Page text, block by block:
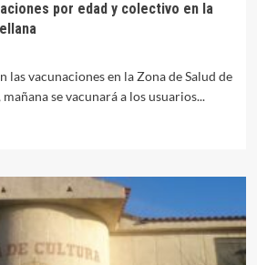
por edad y colectivo en la
las vacunaciones en la Zona de Salud de
se vacunará a los usuarios...